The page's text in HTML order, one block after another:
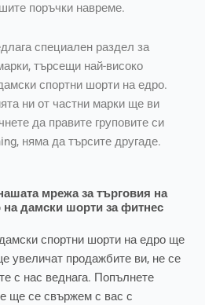
поръчки навреме.
специален раздел за
търсещи най-високо
спортни шорти на едро.
ни от частни марки ще ви
да правите груповите си
няма да търсите другаде.
мрежа за търговия на
на дамски шорти за фитнес
спортни шорти на едро ще
увеличат продажбите ви, не се
с нас веднага. Попълнете
ще се свържем с вас с